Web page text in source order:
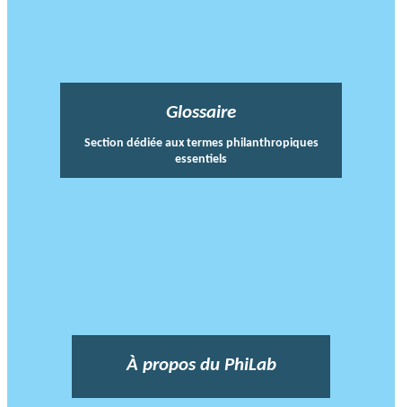
Glossaire
Section dédiée aux termes philanthropiques
essentiels
À propos du PhiLab